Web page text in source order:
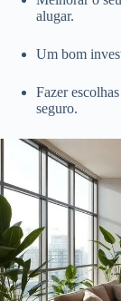
alugar.
Um bom
Fazer
seguro.